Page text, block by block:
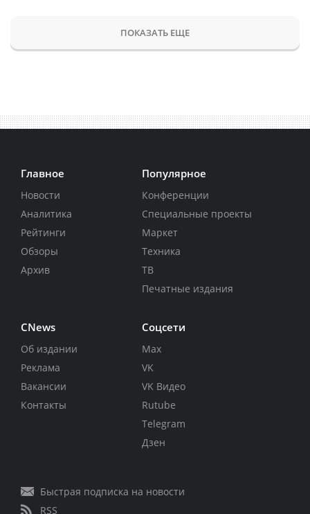
ПОКАЗАТЬ ЕЩЕ
Главное
Новости
Аналитика
Рейтинги
Обзоры
Архив
Популярное
Конференции
Специальные проекты
Маркет
Техника
ТВ
Печатные издания
CNews
Об издании
Реклама
Вакансии
Контакты
Соцсети
Max
VK
VK Видео
Rutube
Telegram
Дзен
Быстрая подписка на новости
RSS